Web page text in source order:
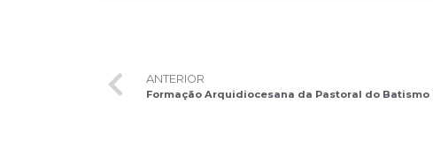
ANTERIOR
Formação Arquidiocesana da Pastoral do